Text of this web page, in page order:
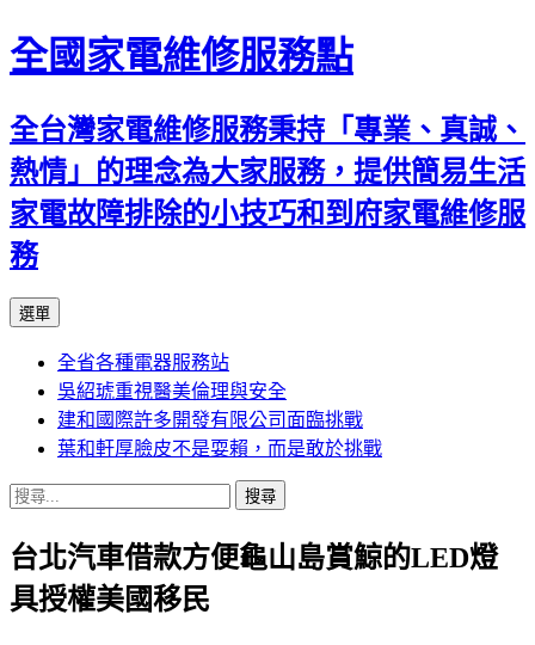
全國家電維修服務點
全台灣家電維修服務秉持「專業、真誠、
熱情」的理念為大家服務，提供簡易生活
家電故障排除的小技巧和到府家電維修服
務
選單
主
要
內
容
全省各種電器服務站
吳紹琥重視醫美倫理與安全
建和國際許多開發有限公司面臨挑戰
葉和軒厚臉皮不是耍賴，而是敢於挑戰
搜
關
鍵
字:
台北汽車借款方便龜山島賞鯨的LED燈
具授權美國移民